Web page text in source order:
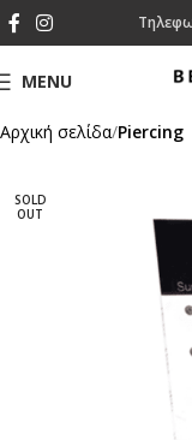
MENU
Αρχική σελίδα Piercing
SOLD
OUT